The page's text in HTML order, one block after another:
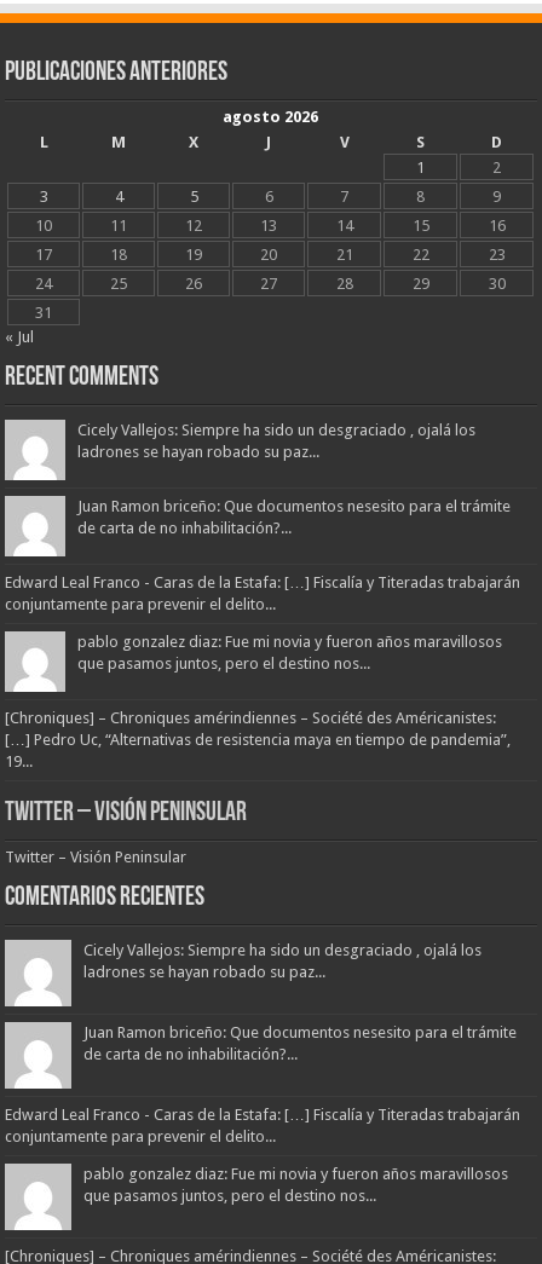
Publicaciones Anteriores
agosto 2026
L
M X J V S
D
1
2
3
4 5 6 7 8
9
10
11 12 13 14 15
16
17
18 19 20 21 22
23
24
25 26 27 28 29
30
31
« Jul
Recent Comments
Cicely Vallejos: Siempre ha sido un desgraciado , ojalá los
ladrones se hayan robado su paz...
Juan Ramon briceño: Que documentos nesesito para el trámite
de carta de no inhabilitación?...
Edward Leal Franco - Caras de la Estafa: […] Fiscalía y Titeradas trabajarán
conjuntamente para prevenir el delito...
pablo gonzalez diaz: Fue mi novia y fueron años maravillosos
que pasamos juntos, pero el destino nos...
[Chroniques] – Chroniques amérindiennes – Société des Américanistes:
[…] Pedro Uc, “Alternativas de resistencia maya en tiempo de pandemia”,
19...
Twitter – Visión Peninsular
Twitter – Visión Peninsular
Comentarios Recientes
Cicely Vallejos: Siempre ha sido un desgraciado , ojalá los
ladrones se hayan robado su paz...
Juan Ramon briceño: Que documentos nesesito para el trámite
de carta de no inhabilitación?...
Edward Leal Franco - Caras de la Estafa: […] Fiscalía y Titeradas trabajarán
conjuntamente para prevenir el delito...
pablo gonzalez diaz: Fue mi novia y fueron años maravillosos
que pasamos juntos, pero el destino nos...
[Chroniques] – Chroniques amérindiennes – Société des Américanistes: